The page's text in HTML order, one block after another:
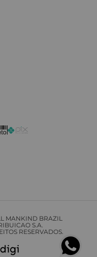
MANKIND BRAZIL
S.A.
RESERVADOS.